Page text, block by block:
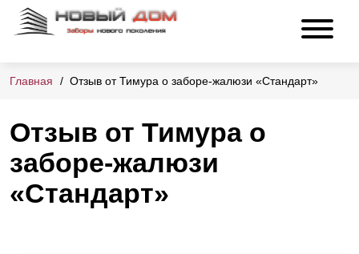
Главная Отзыв от Тимура о заборе-жалюзи «Стандарт»
Отзыв от Тимура о
заборе-жалюзи
«Стандарт»